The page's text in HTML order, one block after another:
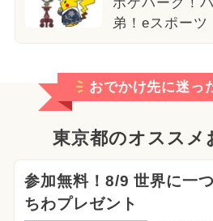
ポケパーク！
弟！eスポーツ
おでかけ先に迷っ
東京都のオススメ
参加無料！8/9 世界に一
ちわプレゼント